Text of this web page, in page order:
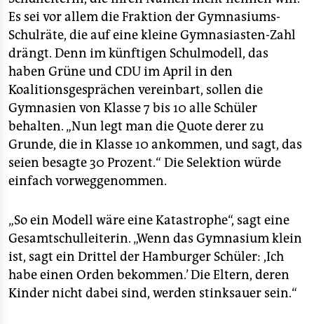
Es sei vor allem die Fraktion der Gymnasiums-
Schulräte, die auf eine kleine Gymnasiasten-Zahl
drängt. Denn im künftigen Schulmodell, das
haben Grüne und CDU im April in den
Koalitionsgesprächen vereinbart, sollen die
Gymnasien von Klasse 7 bis 10 alle Schüler
behalten. „Nun legt man die Quote derer zu
Grunde, die in Klasse 10 ankommen, und sagt, das
seien besagte 30 Prozent.“ Die Selektion würde
einfach vorweggenommen.
„So ein Modell wäre eine Katastrophe“, sagt eine
Gesamtschulleiterin. „Wenn das Gymnasium klein
ist, sagt ein Drittel der Hamburger Schüler: ,Ich
habe einen Orden bekommen.’ Die Eltern, deren
Kinder nicht dabei sind, werden stinksauer sein.“